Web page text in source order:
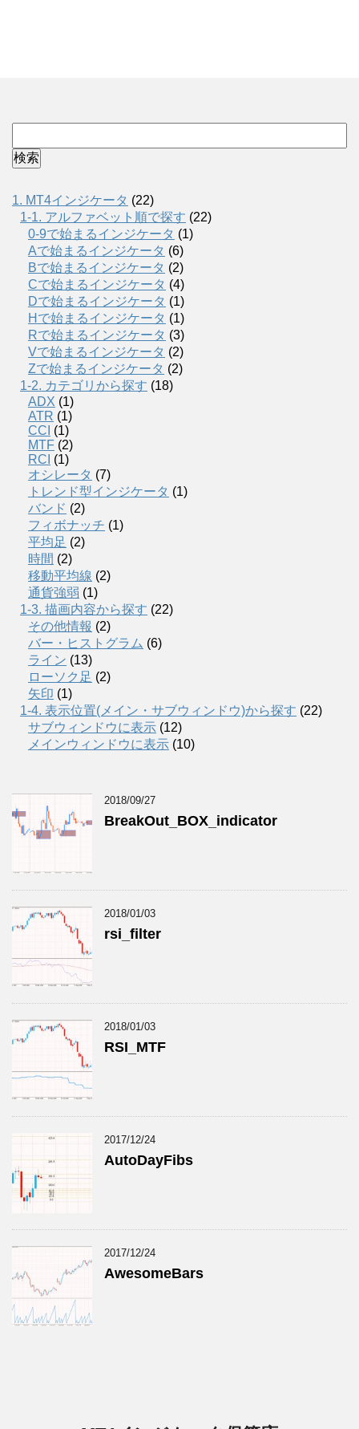
1. MT4インジケータ (22)
1-1. アルファベット順で探す (22)
0-9で始まるインジケータ (1)
Aで始まるインジケータ (6)
Bで始まるインジケータ (2)
Cで始まるインジケータ (4)
Dで始まるインジケータ (1)
Hで始まるインジケータ (1)
Rで始まるインジケータ (3)
Vで始まるインジケータ (2)
Zで始まるインジケータ (2)
1-2. カテゴリから探す (18)
ADX (1)
ATR (1)
CCI (1)
MTF (2)
RCI (1)
オシレータ (7)
トレンド型インジケータ (1)
バンド (2)
フィボナッチ (1)
平均足 (2)
時間 (2)
移動平均線 (2)
通貨強弱 (1)
1-3. 描画内容から探す (22)
その他情報 (2)
バー・ヒストグラム (6)
ライン (13)
ローソク足 (2)
矢印 (1)
1-4. 表示位置(メイン・サブウィンドウ)から探す (22)
サブウィンドウに表示 (12)
メインウィンドウに表示 (10)
2018/09/27
BreakOut_BOX_indicator
2018/01/03
rsi_filter
2018/01/03
RSI_MTF
2017/12/24
AutoDayFibs
2017/12/24
AwesomeBars